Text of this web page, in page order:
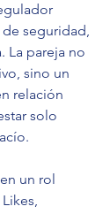
seguridad,
La pareja no
sino un
relación
solo
un rol